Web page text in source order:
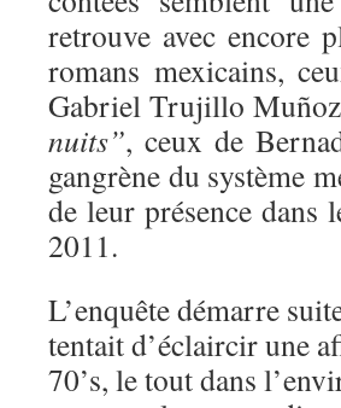
retrouve avec encore
romans mexicains,
Gabriel Trujillo
nuits”, ceux de
gangrène du système
de leur présence dans
2011.
L’enquête démarre
tentait d’éclaircir une
70’s, le tout dans